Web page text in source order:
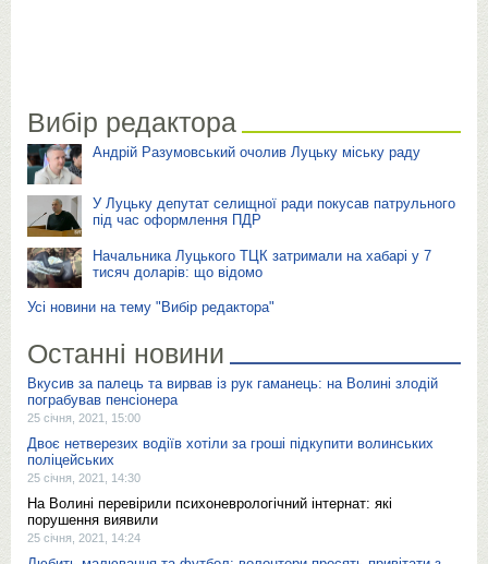
Вибір редактора
Андрій Разумовський очолив Луцьку міську раду
У Луцьку депутат селищної ради покусав патрульного
під час оформлення ПДР
Начальника Луцького ТЦК затримали на хабарі у 7
тисяч доларів: що відомо
Усі новини на тему "Вибір редактора"
Останні новини
Вкусив за палець та вирвав із рук гаманець: на Волині злодій
пограбував пенсіонера
25 січня, 2021, 15:00
Двоє нетверезих водіїв хотіли за гроші підкупити волинських
поліцейських
25 січня, 2021, 14:30
На Волині перевірили психоневрологічний інтернат: які
порушення виявили
25 січня, 2021, 14:24